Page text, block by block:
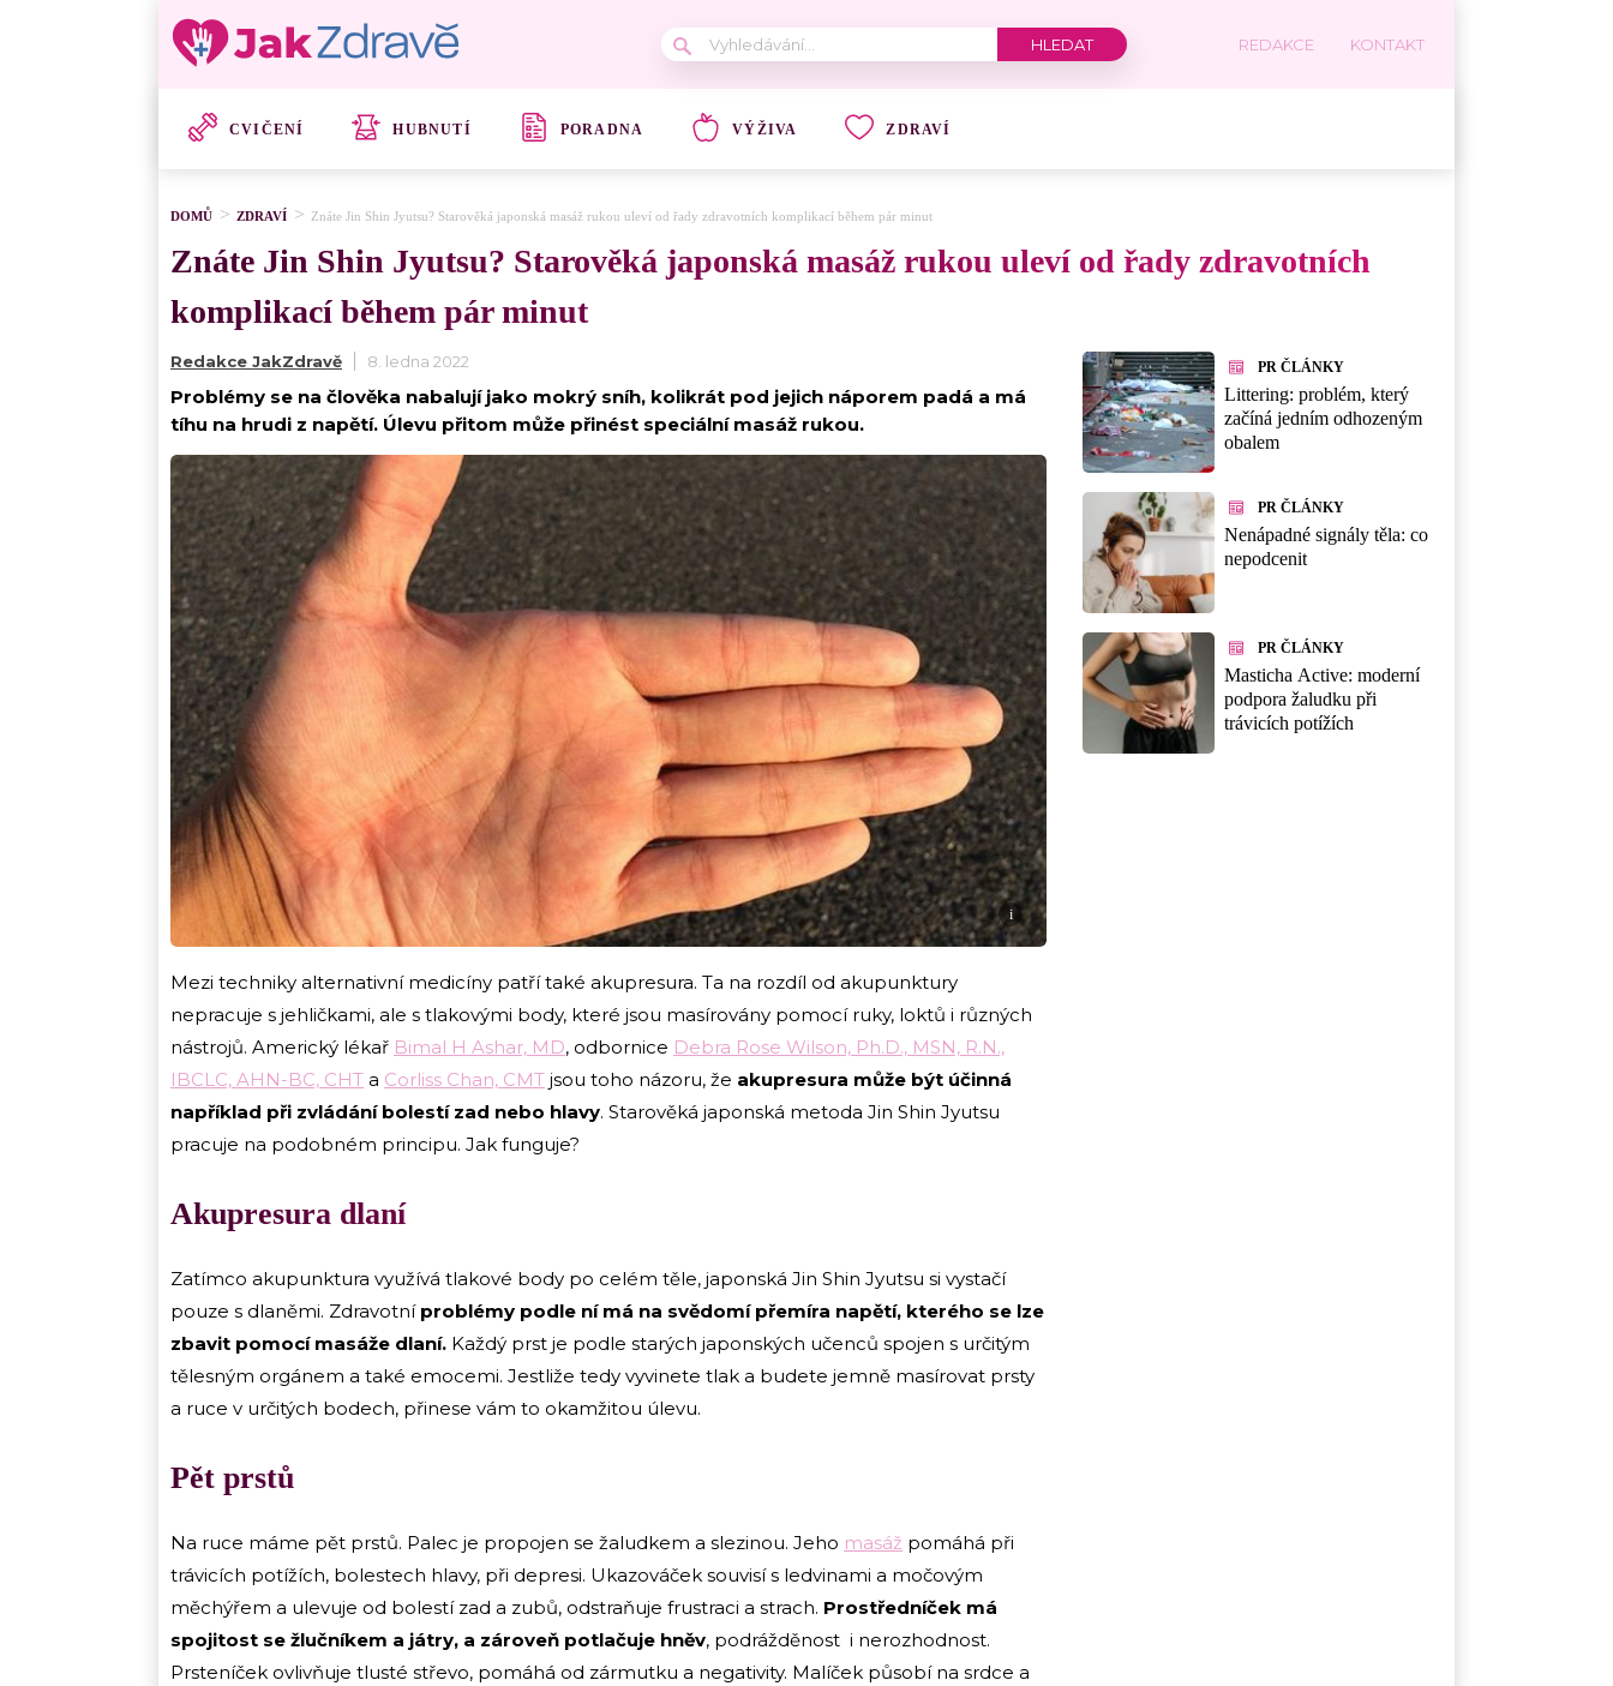
REDAKCE KONTAKT
CVIČENÍ HUBNUTÍ PORADNA VÝŽIVA ZDRAVÍ
DOMŮ ZDRAVÍ Znáte Jin Shin Jyutsu? Starověká japonská masáž rukou uleví od řady zdravotních komplikací během pár minut
Znáte Jin Shin Jyutsu? Starověká japonská masáž rukou uleví od řady zdravotních
komplikací během pár minut
Redakce JakZdravě 8. ledna 2022
Problémy se na člověka nabalují jako mokrý sníh, kolikrát pod jejich náporem padá a má
tíhu na hrudi z napětí. Úlevu přitom může přinést speciální masáž rukou.
i
Mezi techniky alternativní medicíny patří také akupresura. Ta na rozdíl od akupunktury
nepracuje s jehličkami, ale s tlakovými body, které jsou masírovány pomocí ruky, loktů i různých
nástrojů. Americký lékař Bimal H Ashar, MD, odbornice Debra Rose Wilson, Ph.D., MSN, R.N.,
IBCLC, AHN-BC, CHT a Corliss Chan, CMT jsou toho názoru, že akupresura může být účinná
například při zvládání bolestí zad nebo hlavy. Starověká japonská metoda Jin Shin Jyutsu
pracuje na podobném principu. Jak funguje?
Akupresura dlaní
Zatímco akupunktura využívá tlakové body po celém těle, japonská Jin Shin Jyutsu si vystačí
pouze s dlaněmi. Zdravotní problémy podle ní má na svědomí přemíra napětí, kterého se lze
zbavit pomocí masáže dlaní. Každý prst je podle starých japonských učenců spojen s určitým
tělesným orgánem a také emocemi. Jestliže tedy vyvinete tlak a budete jemně masírovat prsty
a ruce v určitých bodech, přinese vám to okamžitou úlevu.
Pět prstů
Na ruce máme pět prstů. Palec je propojen se žaludkem a slezinou. Jeho masáž pomáhá při
trávicích potížích, bolestech hlavy, při depresi. Ukazováček souvisí s ledvinami a močovým
měchýřem a ulevuje od bolestí zad a zubů, odstraňuje frustraci a strach. Prostředníček má
spojitost se žlučníkem a játry, a zároveň potlačuje hněv, podrážděnost i nerozhodnost.
Prsteníček ovlivňuje tlusté střevo, pomáhá od zármutku a negativity. Malíček působí na srdce a
PR ČLÁNKY
Littering: problém, který
začíná jedním odhozeným
obalem
PR ČLÁNKY
Nenápadné signály těla: co
nepodcenit
PR ČLÁNKY
Masticha Active: moderní
podpora žaludku při
trávicích potížích